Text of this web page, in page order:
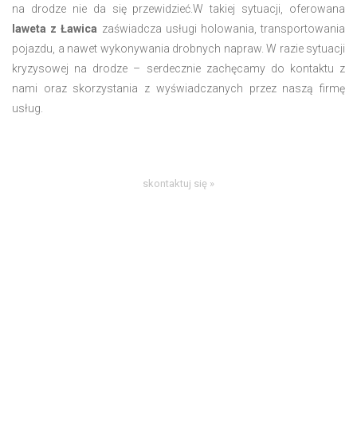
na drodze nie da się przewidzieć.W takiej sytuacji, oferowana
laweta z Ławica zaświadcza usługi holowania, transportowania
pojazdu, a nawet wykonywania drobnych napraw. W razie sytuacji
kryzysowej na drodze – serdecznie zachęcamy do kontaktu z
nami oraz skorzystania z wyświadczanych przez naszą firmę
usług.
skontaktuj się »